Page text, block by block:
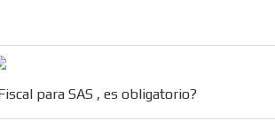
para SAS , es obligatorio?